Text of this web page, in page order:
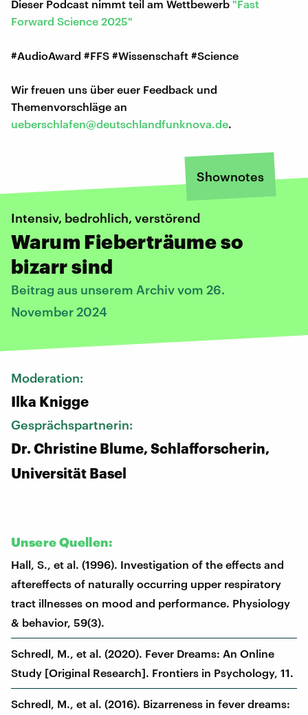
Dieser Podcast nimmt teil am Wettbewerb "Fast
Forward Science 2025"
#AudioAward #FFS #Wissenschaft #Science
Wir freuen uns über euer Feedback und
Themenvorschläge an
ueberschlafen@deutschlandfunknova.de.
Shownotes
Intensiv, bedrohlich, verstörend
Warum Fieberträume so
bizarr sind
Beitrag aus unserem Archiv vom 26.
November 2024
Moderation:
Ilka Knigge
Gesprächspartnerin:
Dr. Christine Blume, Schlafforscherin,
Universität Basel
Unsere Quellen:
Hall, S., et al. (1996). Investigation of the effects and
aftereffects of naturally occurring upper respiratory
tract illnesses on mood and performance. Physiology
& behavior, 59(3).
Schredl, M., et al. (2020). Fever Dreams: An Online
Study [Original Research]. Frontiers in Psychology, 11.
Schredl, M., et al. (2016). Bizarreness in fever dreams: